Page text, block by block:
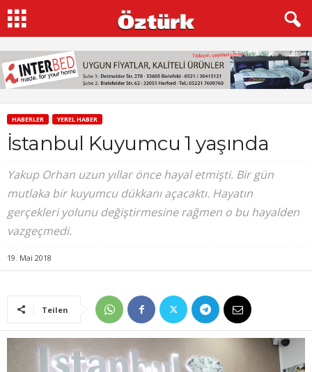
HABERLER YEREL HABER
İstanbul Kuyumcu 1 yaşında
Yakup Orhan uzun yıllar önce hayal etmişti. Bir gün
mutlaka bir kuyumcu dükkanı açacaktı. Hayatın
gerçekleri yolunu değiştirmesine rağmen o bu hayalden
vazgeçmedi.
19. Mai 2018
Teilen